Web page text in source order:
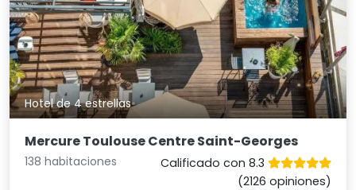
Hotel de 4 estrellas
Mercure Toulouse Centre Saint-Georges
138 habitaciones
Calificado con 8.3
(2126 opiniones)